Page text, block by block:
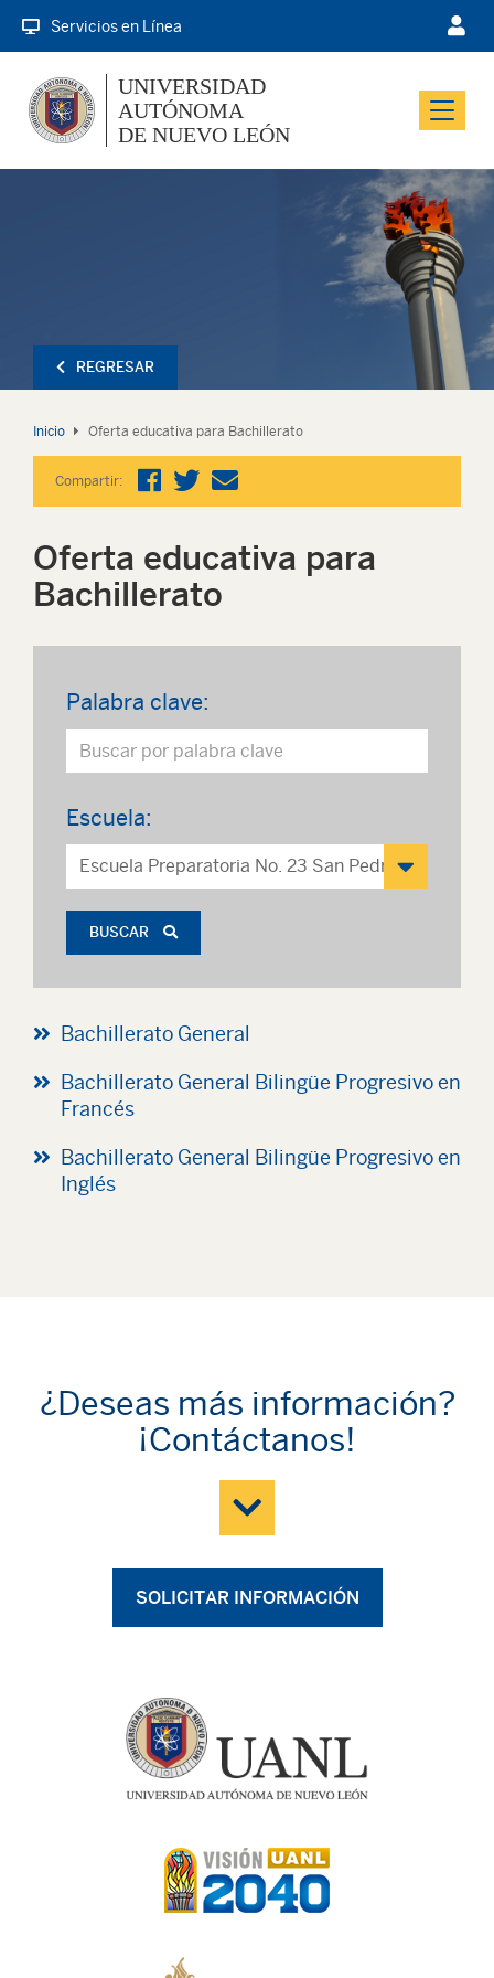
Servicios en Línea
Menu
UNIVERSIDAD
AUTÓNOMA
DE NUEVO LEÓN
REGRESAR
Inicio Oferta educativa para Bachillerato
Compartir:
Oferta educativa para
Bachillerato
Palabra clave:
Escuela:
BUSCAR
Bachillerato General
Bachillerato General Bilingüe Progresivo en
Francés
Bachillerato General Bilingüe Progresivo en
Inglés
¿Deseas más información?
¡Contáctanos!
SOLICITAR INFORMACIÓN